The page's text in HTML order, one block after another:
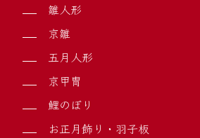
雛人形
京雛
五月人形
京甲冑
鯉のぼり
お正月飾り・羽子板